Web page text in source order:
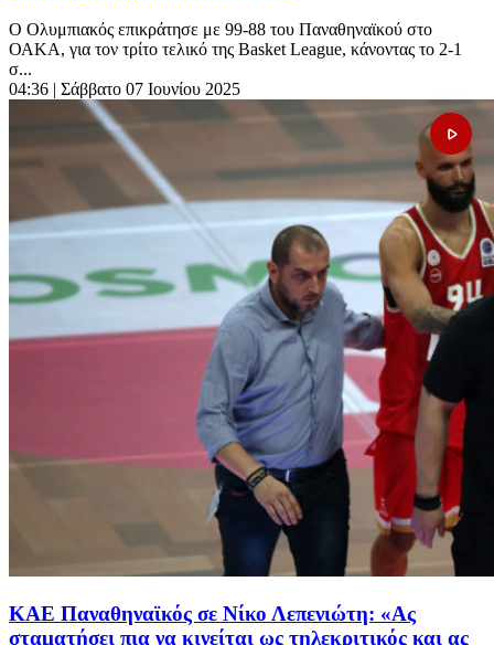
Ο Ολυμπιακός επικράτησε με 99-88 του Παναθηναϊκού στο
ΟΑΚΑ, για τον τρίτο τελικό της Basket League, κάνοντας το 2-1
σ...
04:36 | Σάββατο 07 Ιουνίου 2025
ΚΑΕ Παναθηναϊκός σε Νίκο Λεπενιώτη: «Ας
σταματήσει πια να κινείται ως τηλεκριτικός και ας